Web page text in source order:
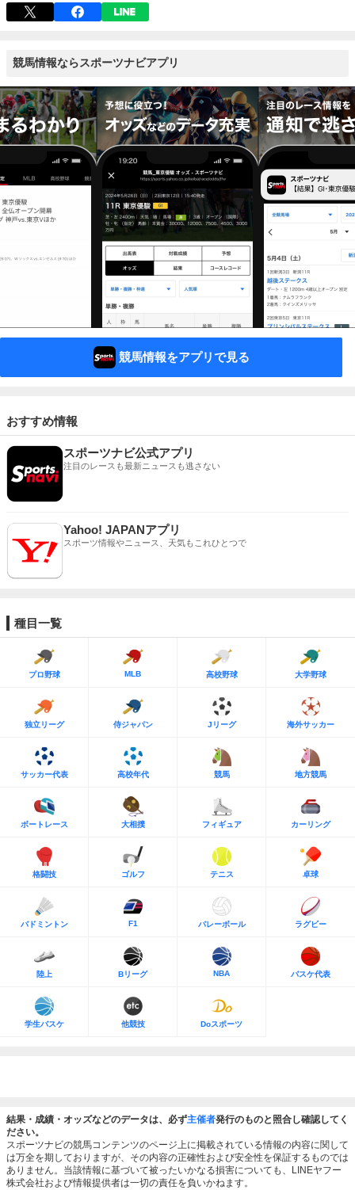
競馬情報ならスポーツナビアプリ
競馬情報をアプリで見る
おすすめ情報
スポーツナビ公式アプリ
注目のレースも最新ニュースも逃さない
Yahoo! JAPANアプリ
スポーツ情報やニュース、天気もこれひとつで
種目一覧
プロ野球 MLB 高校野球 大学野球
独立リーグ 侍ジャパン Jリーグ 海外サッカー
サッカー代表 高校年代 競馬 地方競馬
ボートレース 大相撲 フィギュア カーリング
格闘技 ゴルフ テニス 卓球
バドミントン F1 バレーボール ラグビー
陸上 Bリーグ NBA バスケ代表
学生バスケ 他競技 Doスポーツ
結果・成績・オッズなどのデータは、必ず主催者発行のものと照合し確認してく
ださい。
スポーツナビの競馬コンテンツのページ上に掲載されている情報の内容に関して
は万全を期しておりますが、その内容の正確性および安全性を保証するものでは
ありません。当該情報に基づいて被ったいかなる損害についても、LINEヤフー
株式会社および情報提供者は一切の責任を負いかねます。